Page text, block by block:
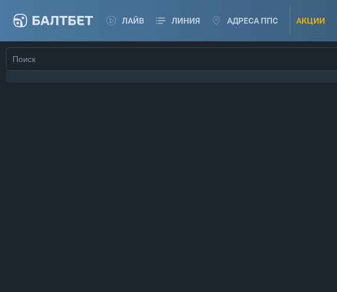
ЛАЙВ ЛИНИЯ АДРЕСА ППС АКЦИИ